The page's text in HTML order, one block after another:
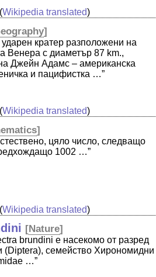
Wikipedia translated)
]
кратер разположени на
Венера с диаметър 87 km.,
Джейн Адамс – американска
и пацифистка …”
Wikipedia translated)
]
цяло число, следващо
1002 …”
Wikipedia translated)
[Nature]
brundini е насекомо от разред
(Diptera), семейство Хирономидни
…”